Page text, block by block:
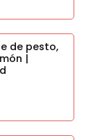
de pesto,
|